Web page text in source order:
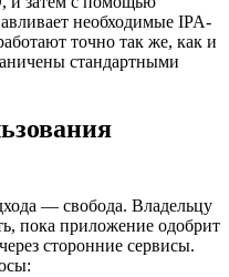
необходимые IPA-
точно так же, как и
стандартными
— свобода. Владельцу
пока приложение одобрит
сторонние сервисы.